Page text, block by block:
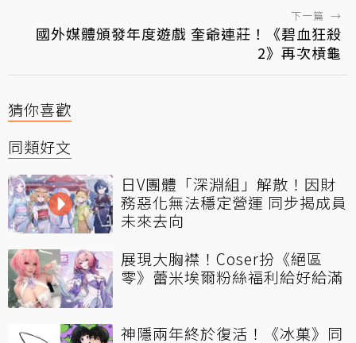
下一篇 →
國外媒體頒發年度遊戲 奎爺連莊！《碧血狂殺
2》再次槓龜
猜你喜歡
同類好文
日V團體「深淵組」解散！因財
務惡化無法穩定營運 同步揭成員
未來去向
展現大胸襟！Coser扮《絕區
零》蕾米埃爾粉絲福利給好給滿
神隱兩年終於復活！《冰菓》同